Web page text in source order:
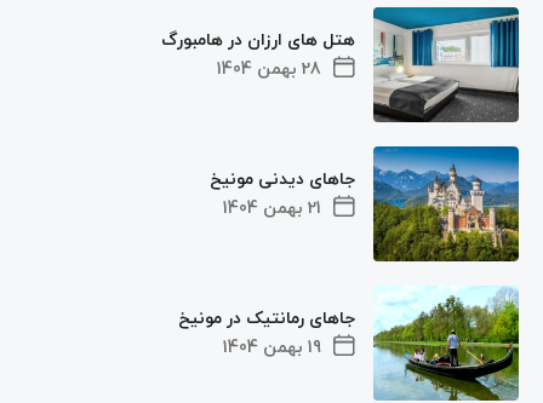
28 بهمن 1404
هتل های ارزان در هامبورگ
21 بهمن 1404
جاهای دیدنی مونیخ
19 بهمن 1404
جاهای رمانتیک در مونیخ